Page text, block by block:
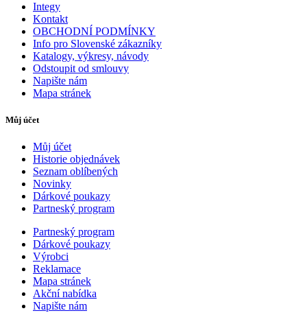
Integy
Kontakt
OBCHODNÍ PODMÍNKY
Info pro Slovenské zákazníky
Katalogy, výkresy, návody
Odstoupit od smlouvy
Napište nám
Mapa stránek
Můj účet
Můj účet
Historie objednávek
Seznam oblíbených
Novinky
Dárkové poukazy
Partneský program
Partneský program
Dárkové poukazy
Výrobci
Reklamace
Mapa stránek
Akční nabídka
Napište nám